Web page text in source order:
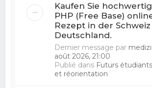
Kaufen Sie
PHP (Free Base)
Rezept in der
Deutschland.
Dernier message par
août 2026, 21:00
Publié dans Futurs
et réorientation